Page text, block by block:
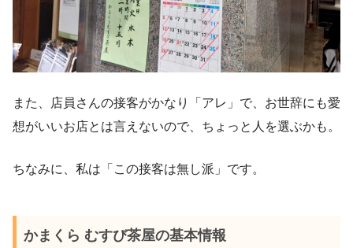
また、店員さんの接客がかなり「アレ」で、お世辞にも愛
想がいいお店とは言えないので、ちょっと人を選ぶかも。
ちなみに、私は「この接客は無し派」です。
かまくら むすび茶屋の基本情報